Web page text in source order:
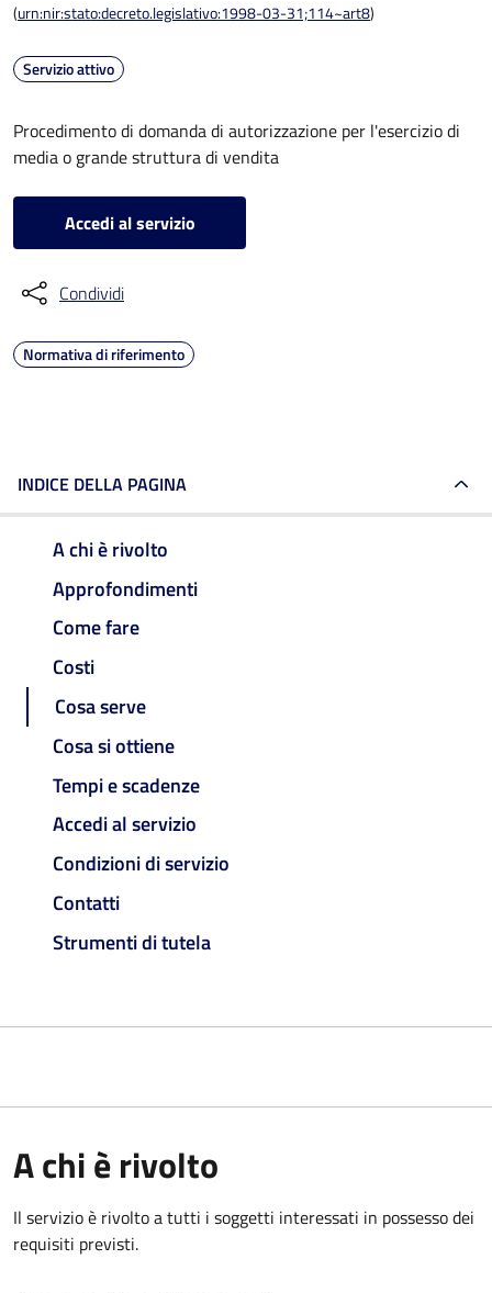
(urn:nir:stato:decreto.legislativo:1998-03-31;114~art8)
Servizio attivo
Procedimento di domanda di autorizzazione per l'esercizio di
media o grande struttura di vendita
Accedi al servizio
Condividi
Normativa di riferimento
INDICE DELLA PAGINA
A chi è rivolto
Approfondimenti
Come fare
Costi
Cosa serve
Cosa si ottiene
Tempi e scadenze
Accedi al servizio
Condizioni di servizio
Contatti
Strumenti di tutela
A chi è rivolto
Il servizio è rivolto a tutti i soggetti interessati in possesso dei
requisiti previsti.